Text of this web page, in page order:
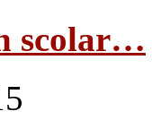
scolar…